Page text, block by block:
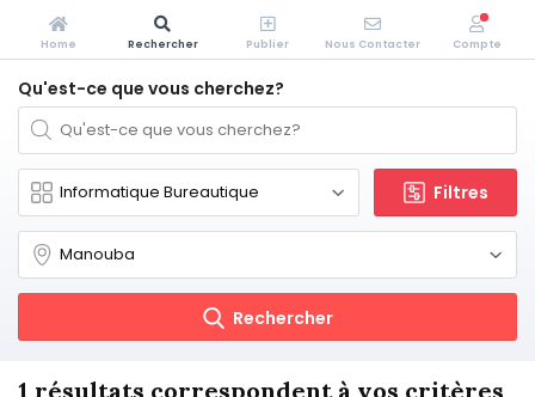
Qu'est-ce que vous cherchez?
Filtres
Rechercher
1 résultats correspondent à vos critères
Home Rechercher Publier Nous Contacter Compte